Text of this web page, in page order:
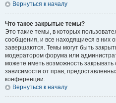
Вернуться к началу
Что такое закрытые темы?
Это такие темы, в которых
сообщения, и все находящиеся в них
завершаются. Темы могут быть
модератором форума или
можете иметь возможность
зависимости от прав,
конференции.
Вернуться к началу